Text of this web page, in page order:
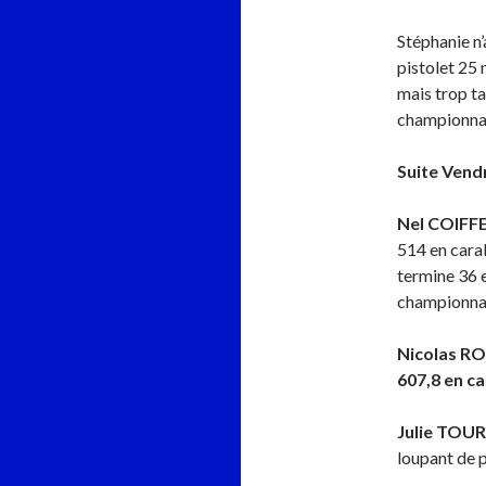
Stéphanie
pistolet 25
mais trop
Suite
Nel
514 en
termine 36
Nicolas
607,8 en
Julie
loupant de